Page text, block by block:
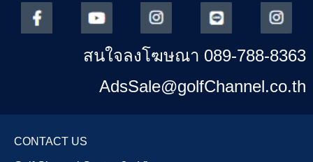
สนใจลงโฆษณา 089-788-8363
AdsSale@golfChannel.co.th
CONTACT US